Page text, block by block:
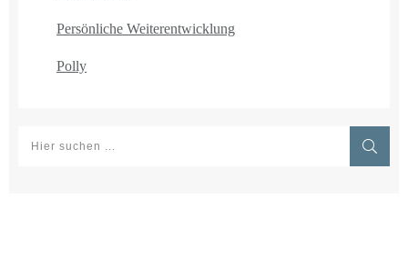
Persönliche Weiterentwicklung
Polly